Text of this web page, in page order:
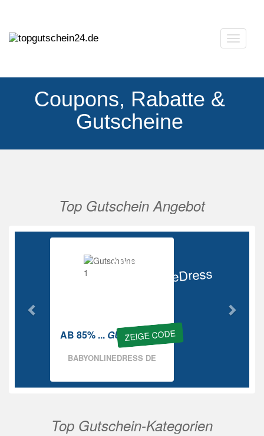
Coupons, Rabatte &
Gutscheine
Top Gutschein Angebot
Ab 85%
BabyOnlineDress
ZEIGE CODE
AB 85% ... GUTSCHEIN
BABYONLINEDRESS DE
Vorherige
Top Gutschein-Kategorien